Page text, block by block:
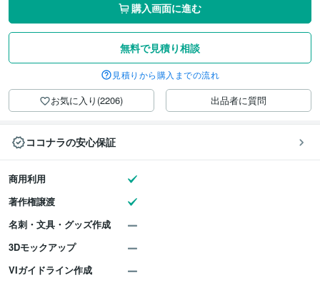
購入画面に進む
無料で見積り相談
見積りから購入までの流れ
お気に入り(2206) 出品者に質問
ココナラの安心保証
商用利用
著作権譲渡
名刺・文具・グッズ作成
3Dモックアップ
VIガイドライン作成